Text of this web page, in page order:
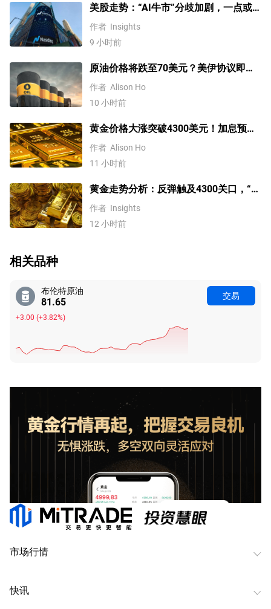
美股走势：“AI牛市”分歧加剧，一点或
预示中期调整难以避免？
作者 Insights
9 小时前
原油价格将跌至70美元？美伊协议即将
达成，但小心冲突再起
作者 Alison Ho
10 小时前
黄金价格大涨突破4300美元！加息预期
降温叠加央行购金，未来继续涨？
作者 Alison Ho
11 小时前
黄金走势分析：反弹触及4300关口，“双
底”确立剑指这一目标！
作者 Insights
12 小时前
相关品种
布伦特原油
81.65
+3.00 (+3.82%)
交易
市场行情
快讯